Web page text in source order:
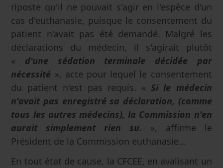
riposte qu'il ne pouvait s'agir en l'espèce d'un
cas d'euthanasie, puisque le consentement du
patient n'avait pas été demandé. Malgré les
déclarations du médecin, il s'agirait plutôt
« d'une sédation terminale décidée par
nécessité », acte pour lequel le consentement
du patient n'est pas requis. «Si le médecin
n'avait pas enregistré sa déclaration, (comme
tous les autres médecins), la Commission n'en
aurait simplement rien su. », affirme le
Président de la Commission euthanasie...
En tout état de cause, la CFCEE, en avalisant un